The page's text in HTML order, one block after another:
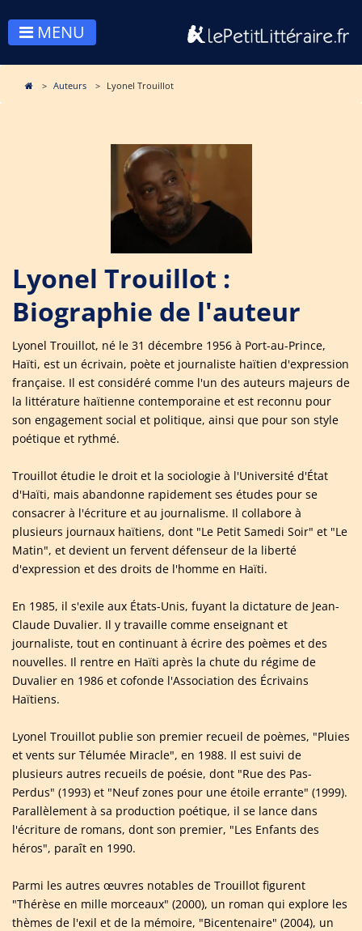
MENU
Auteurs Lyonel Trouillot
Lyonel Trouillot :
Biographie de l'auteur
Lyonel Trouillot, né le 31 décembre 1956 à Port-au-Prince,
Haïti, est un écrivain, poète et journaliste haïtien d'expression
française. Il est considéré comme l'un des auteurs majeurs de
la littérature haïtienne contemporaine et est reconnu pour
son engagement social et politique, ainsi que pour son style
poétique et rythmé.
Trouillot étudie le droit et la sociologie à l'Université d'État
d'Haïti, mais abandonne rapidement ses études pour se
consacrer à l'écriture et au journalisme. Il collabore à
plusieurs journaux haïtiens, dont "Le Petit Samedi Soir" et "Le
Matin", et devient un fervent défenseur de la liberté
d'expression et des droits de l'homme en Haïti.
En 1985, il s'exile aux États-Unis, fuyant la dictature de Jean-
Claude Duvalier. Il y travaille comme enseignant et
journaliste, tout en continuant à écrire des poèmes et des
nouvelles. Il rentre en Haïti après la chute du régime de
Duvalier en 1986 et cofonde l'Association des Écrivains
Haïtiens.
Lyonel Trouillot publie son premier recueil de poèmes, "Pluies
et vents sur Télumée Miracle", en 1988. Il est suivi de
plusieurs autres recueils de poésie, dont "Rue des Pas-
Perdus" (1993) et "Neuf zones pour une étoile errante" (1999).
Parallèlement à sa production poétique, il se lance dans
l'écriture de romans, dont son premier, "Les Enfants des
héros", paraît en 1990.
Parmi les autres œuvres notables de Trouillot figurent
"Thérèse en mille morceaux" (2000), un roman qui explore les
thèmes de l'exil et de la mémoire, "Bicentenaire" (2004), un